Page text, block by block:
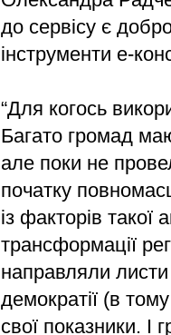
до сервісу є
інструменти е-
“Для когось
Багато громад
але поки не
початку
із факторів
трансформації
направляли
демократії (в
свої показники. І